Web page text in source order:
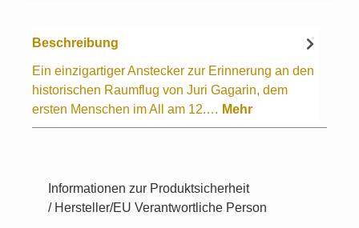
Beschreibung
Ein einzigartiger Anstecker zur Erinnerung an den
historischen Raumflug von Juri Gagarin, dem
ersten Menschen im All am 12.… Mehr
Informationen zur Produktsicherheit
/ Hersteller/EU Verantwortliche Person